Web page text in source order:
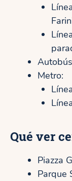
Metro:
Qué ver
Piazza
Parque